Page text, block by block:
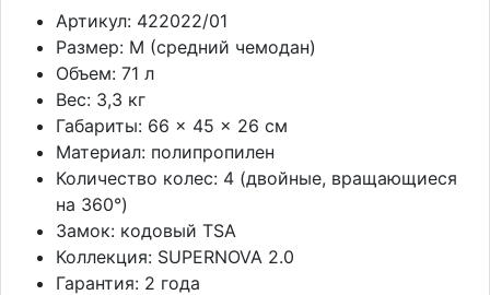
Артикул: 422022/01
Размер: M (средний чемодан)
Объем: 71 л
Вес: 3,3 кг
Габариты: 66 × 45 × 26 см
Материал: полипропилен
Количество колес: 4 (двойные, вращающиеся
на 360°)
Замок: кодовый TSA
Коллекция: SUPERNOVA 2.0
Гарантия: 2 года